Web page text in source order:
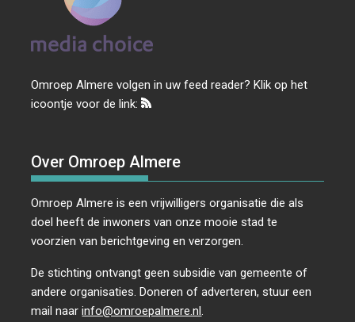
Omroep Almere volgen in uw feed reader? Klik op het
icoontje voor de link:
Over Omroep Almere
Omroep Almere is een vrijwilligers organisatie die als
doel heeft de inwoners van onze mooie stad te
voorzien van berichtgeving en verzorgen.
De stichting ontvangt geen subsidie van gemeente of
andere organisaties. Doneren of adverteren, stuur een
mail naarinfo@omroepalmere.nl.